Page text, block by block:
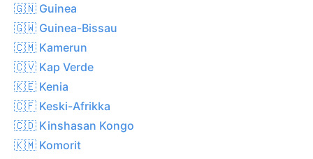
🇬🇳 Guinea
🇬🇼 Guinea-Bissau
🇨🇲 Kamerun
🇨🇻 Kap Verde
🇰🇪 Kenia
🇨🇫 Keski-Afrikka
🇨🇩 Kinshasan Kongo
🇰🇲 Komorit